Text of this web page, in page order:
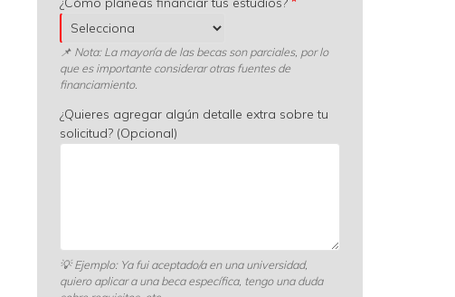
📌 Nota: La mayoría de las becas son parciales, por lo
que es importante considerar otras fuentes de
financiamiento.
¿Quieres agregar algún detalle extra sobre tu
solicitud? (Opcional)
💡Ejemplo: Ya fui aceptado/a en una universidad,
quiero aplicar a una beca específica, tengo una duda